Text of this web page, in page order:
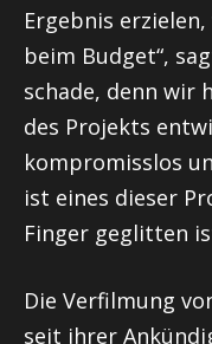
Ergebnis
beim Budget“,
schade, denn wir
des Projekts
kompromisslos
ist eines dieser
Finger geglitten
Die Verfilmung
seit ihrer